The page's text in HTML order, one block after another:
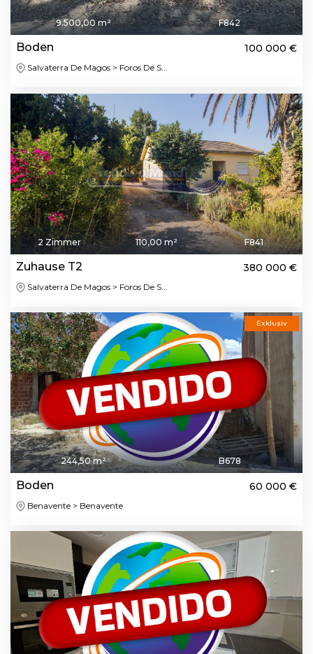
9.500,00 m² F842
Boden 100 000 €
Salvaterra De Magos > Foros De S...
2 Zimmer 110,00 m² F841
Zuhause T2 380 000 €
Salvaterra De Magos > Foros De S...
Exklusiv
244,50 m² B678
Boden 60 000 €
Benavente > Benavente